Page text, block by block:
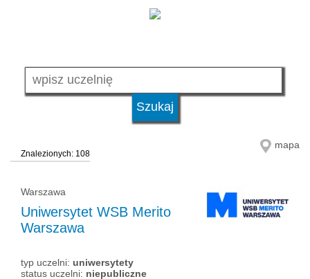
Znalezionych: 108
mapa
Warszawa
Uniwersytet WSB Merito
Warszawa
typ uczelni: uniwersytety
status uczelni: niepubliczne